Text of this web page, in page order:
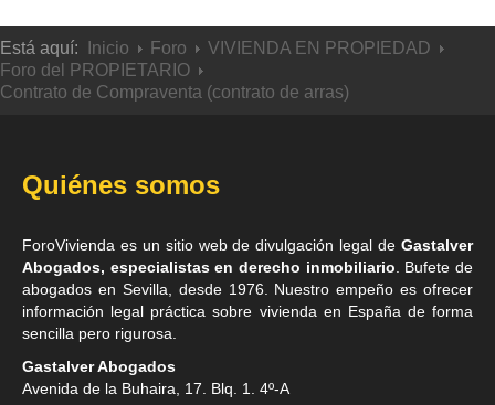
Está aquí: Inicio Foro
VIVIENDA EN PROPIEDAD
Foro del PROPIETARIO
Contrato de Compraventa (contrato de arras)
Quiénes somos
ForoVivienda es un sitio web de divulgación legal de Gastalver
Abogados, especialistas en derecho inmobiliario . Bufete de
abogados en Sevilla , desde 1976. Nuestro empeño es ofrecer
información legal práctica sobre vivienda en España de forma
sencilla pero rigurosa.
Gastalver Abogados
Avenida de la Buhaira, 17. Blq. 1. 4º-A